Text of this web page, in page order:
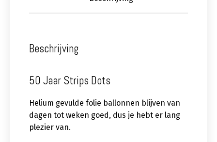
Beschrijving
50 Jaar Strips Dots
Helium gevulde folie ballonnen blijven van
dagen tot weken goed, dus je hebt er lang
plezier van.